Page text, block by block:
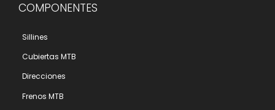
COMPONENTES
Sillines
Cubiertas MTB
Direcciones
Frenos MTB